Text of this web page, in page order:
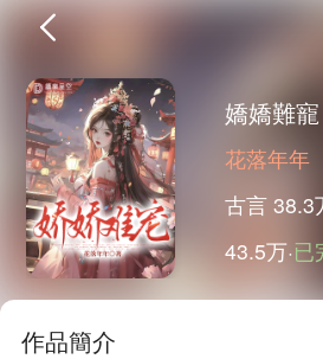
嬌嬌難寵
花落年年
古言 38.3
43.5万·已
作品簡介
首頁 分類
完結 排行